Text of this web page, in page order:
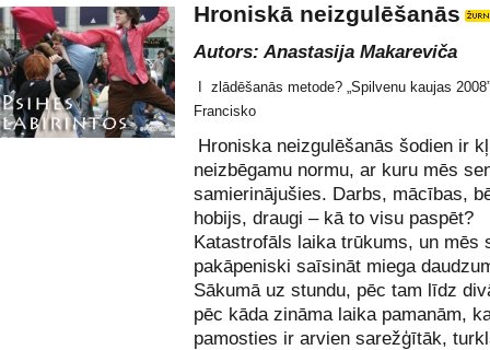
Hroniskā neizgulēšanās
Autors: Anastasija Makareviča
zlādēšanās metode? „Spilvenu kaujas
Francisko
Hroniska neizgulēšanās šodien ir
neizbēgamu normu, ar kuru mēs
samierinājušies. Darbs, mācības,
hobijs, draugi – kā to visu paspēt?
Katastrofāls laika trūkums, un mēs
pakāpeniski saīsināt miega
Sākumā uz stundu, pēc tam līdz
pēc kāda zināma laika pamanām,
pamosties ir arvien sarežģītāk,